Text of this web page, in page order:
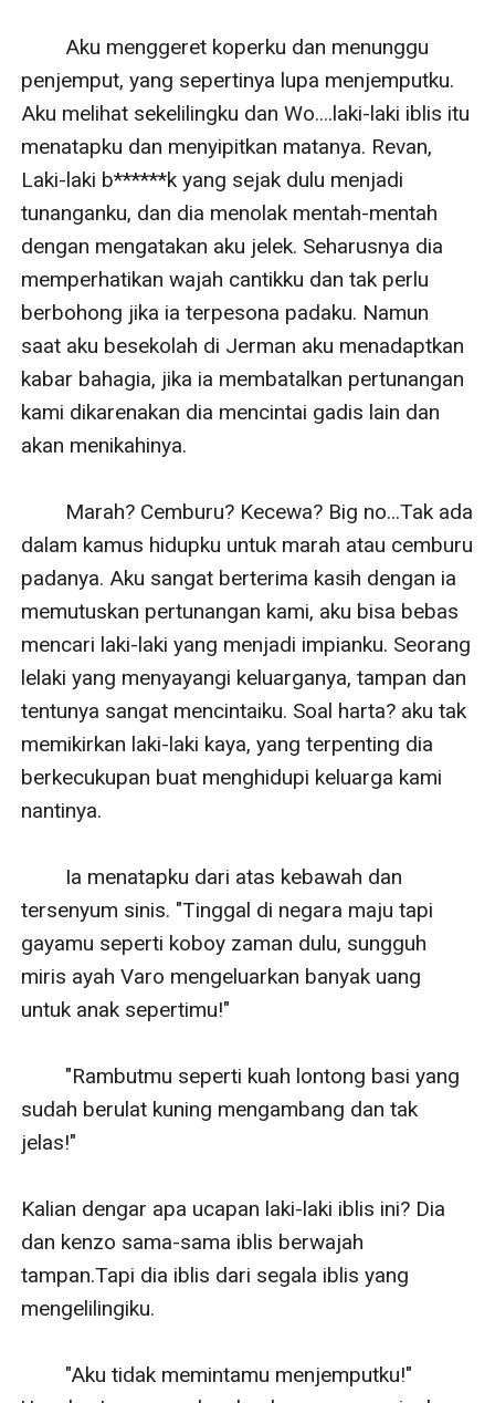
Aku menggeret koperku dan menunggu
penjemput, yang sepertinya lupa menjemputku.
Aku melihat sekelilingku dan Wo....laki-laki iblis itu
menatapku dan menyipitkan matanya. Revan,
Laki-laki b******k yang sejak dulu menjadi
tunanganku, dan dia menolak mentah-mentah
dengan mengatakan aku jelek. Seharusnya dia
memperhatikan wajah cantikku dan tak perlu
berbohong jika ia terpesona padaku. Namun
saat aku besekolah di Jerman aku menadaptkan
kabar bahagia, jika ia membatalkan pertunangan
kami dikarenakan dia mencintai gadis lain dan
akan menikahinya.
Marah? Cemburu? Kecewa? Big no...Tak ada
dalam kamus hidupku untuk marah atau cemburu
padanya. Aku sangat berterima kasih dengan ia
memutuskan pertunangan kami, aku bisa bebas
mencari laki-laki yang menjadi impianku. Seorang
lelaki yang menyayangi keluarganya, tampan dan
tentunya sangat mencintaiku. Soal harta? aku tak
memikirkan laki-laki kaya, yang terpenting dia
berkecukupan buat menghidupi keluarga kami
nantinya.
Ia menatapku dari atas kebawah dan
tersenyum sinis. "Tinggal di negara maju tapi
gayamu seperti koboy zaman dulu, sungguh
miris ayah Varo mengeluarkan banyak uang
untuk anak sepertimu!"
"Rambutmu seperti kuah lontong basi yang
sudah berulat kuning mengambang dan tak
jelas!"
Kalian dengar apa ucapan laki-laki iblis ini? Dia
dan kenzo sama-sama iblis berwajah
tampan.Tapi dia iblis dari segala iblis yang
mengelilingiku.
"Aku tidak memintamu menjemputku!"